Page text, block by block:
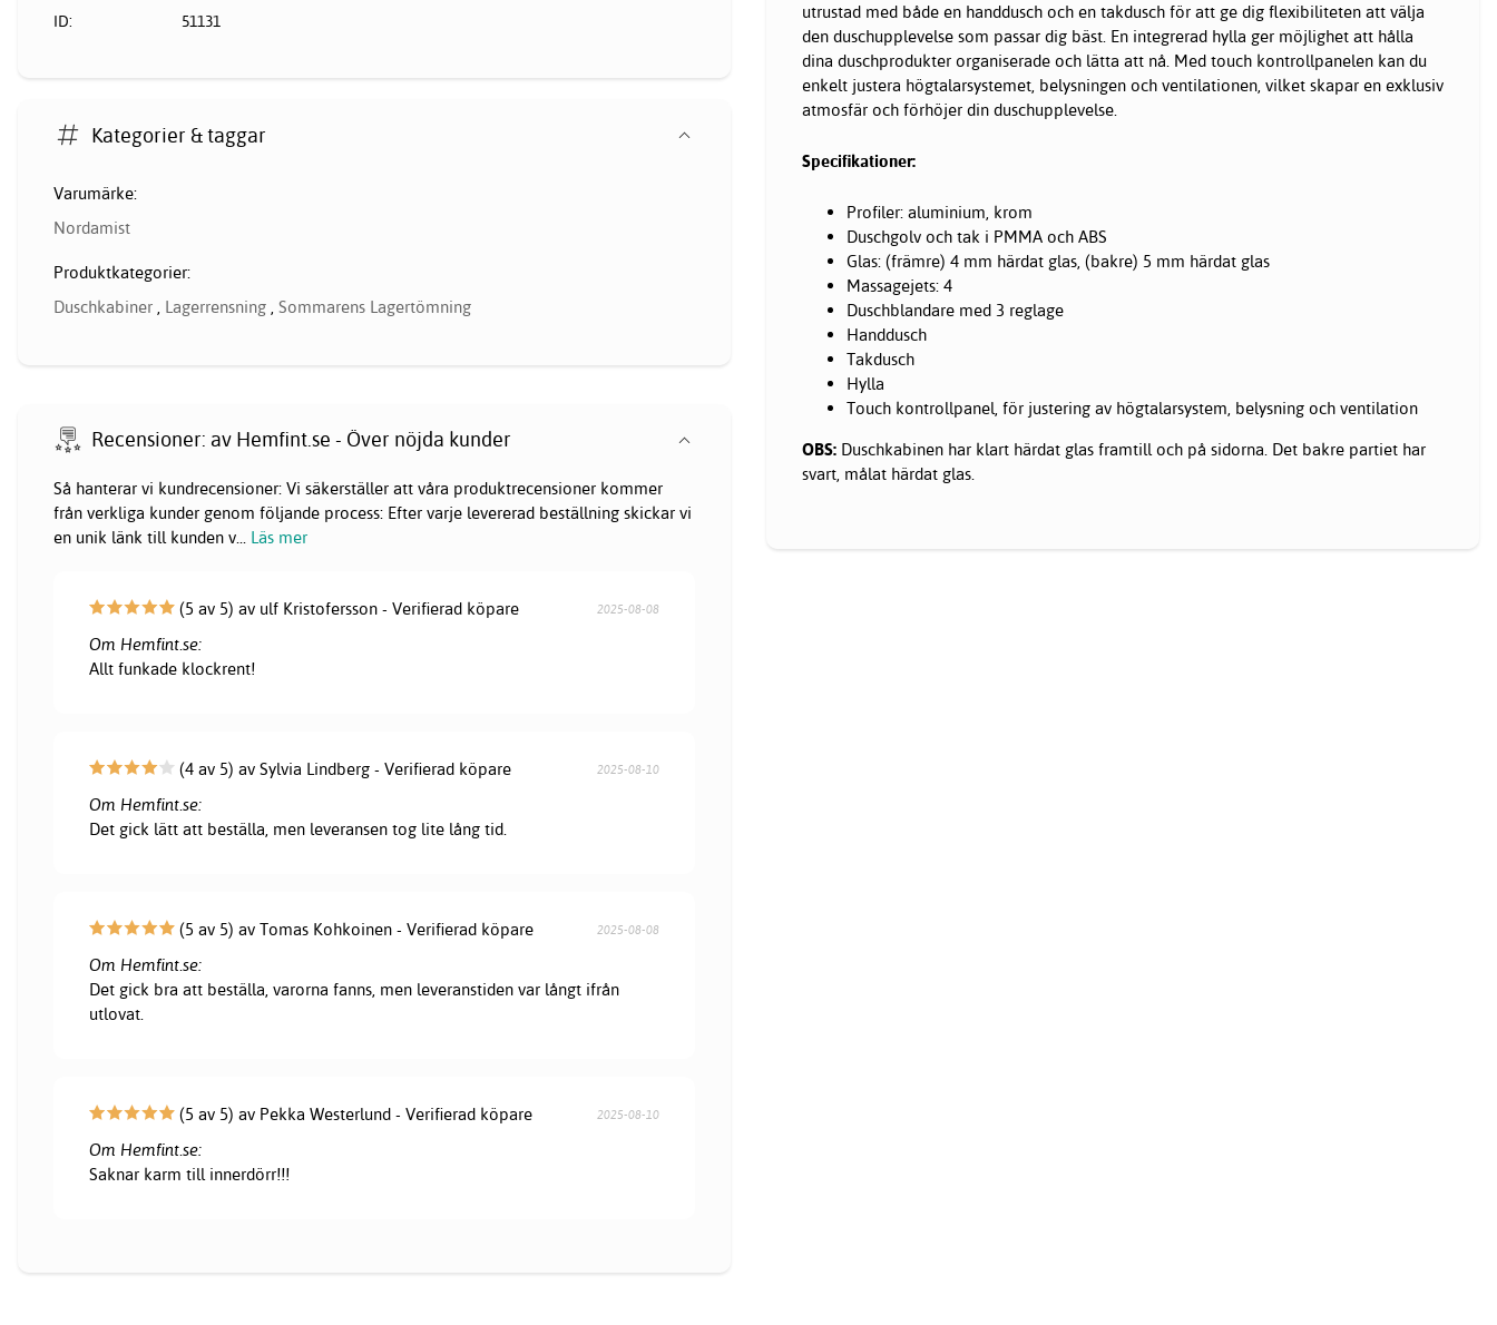
utrustad med både en handdusch och en takdusch för att ge dig flexibiliteten att välja
den duschupplevelse som passar dig bäst. En integrerad hylla ger möjlighet att hålla
dina duschprodukter organiserade och lätta att nå. Med touch kontrollpanelen kan du
enkelt justera högtalarsystemet, belysningen och ventilationen, vilket skapar en exklusiv
atmosfär och förhöjer din duschupplevelse.
Specifikationer:
Profiler: aluminium, krom
Duschgolv och tak i PMMA och ABS
Glas: (främre) 4 mm härdat glas, (bakre) 5 mm härdat glas
Massagejets: 4
Duschblandare med 3 reglage
Handdusch
Takdusch
Hylla
Touch kontrollpanel, för justering av högtalarsystem, belysning och ventilation
OBS: Duschkabinen har klart härdat glas framtill och på sidorna. Det bakre partiet har
svart, målat härdat glas.
ID: 51131
Kategorier & taggar
Varumärke:
Nordamist
Produktkategorier:
Duschkabiner , Lagerrensning , Sommarens Lagertömning
Recensioner: av Hemfint.se - Över nöjda kunder
Så hanterar vi kundrecensioner: Vi säkerställer att våra produktrecensioner kommer
från verkliga kunder genom följande process: Efter varje levererad beställning skickar vi
en unik länk till kunden v... Läs mer
(5 av 5) av ulf Kristofersson - Verifierad köpare 2025-08-08
Om Hemfint.se:
Allt funkade klockrent!
(4 av 5) av Sylvia Lindberg - Verifierad köpare 2025-08-10
Om Hemfint.se:
Det gick lätt att beställa, men leveransen tog lite lång tid.
(5 av 5) av Tomas Kohkoinen - Verifierad köpare 2025-08-08
Om Hemfint.se:
Det gick bra att beställa, varorna fanns, men leveranstiden var långt ifrån
utlovat.
(5 av 5) av Pekka Westerlund - Verifierad köpare 2025-08-10
Om Hemfint.se:
Saknar karm till innerdörr!!!